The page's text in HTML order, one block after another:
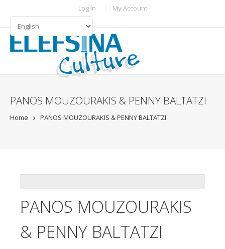
Log In My Account
LANGUAGES
PANOS MOUZOURAKIS & PENNY BALTATZI
Home PANOS MOUZOURAKIS & PENNY BALTATZI
PANOS MOUZOURAKIS
& PENNY BALTATZI